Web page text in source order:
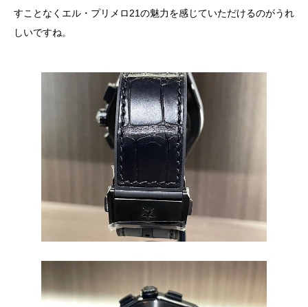
すことなくエル・プリメロ21の魅力を感じていただけるのがうれ
しいですね。